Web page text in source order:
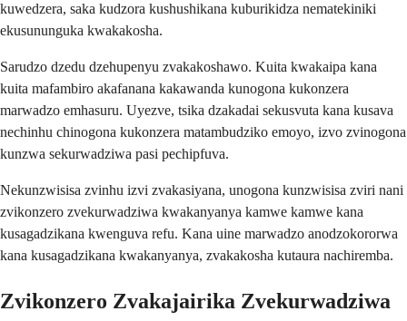
kuwedzera, saka kudzora kushushikana kuburikidza nematekiniki
ekusununguka kwakakosha.
Sarudzo dzedu dzehupenyu zvakakoshawo. Kuita kwakaipa kana
kuita mafambiro akafanana kakawanda kunogona kukonzera
marwadzo emhasuru. Uyezve, tsika dzakadai sekusvuta kana kusava
nechinhu chinogona kukonzera matambudziko emoyo, izvo zvinogona
kunzwa sekurwadziwa pasi pechipfuva.
Nekunzwisisa zvinhu izvi zvakasiyana, unogona kunzwisisa zviri nani
zvikonzero zvekurwadziwa kwakanyanya kamwe kamwe kana
kusagadzikana kwenguva refu. Kana uine marwadzo anodzokororwa
kana kusagadzikana kwakanyanya, zvakakosha kutaura nachiremba.
Zvikonzero Zvakajairika Zvekurwadziwa